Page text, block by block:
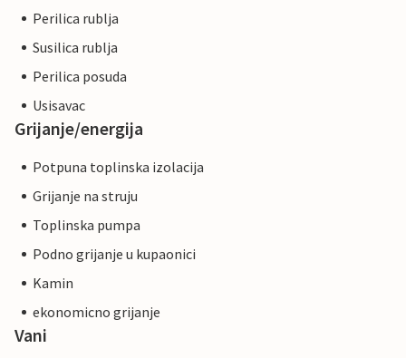
Perilica rublja
Susilica rublja
Perilica posuda
Usisavac
Grijanje/energija
Potpuna toplinska izolacija
Grijanje na struju
Toplinska pumpa
Podno grijanje u kupaonici
Kamin
ekonomicno grijanje
Vani